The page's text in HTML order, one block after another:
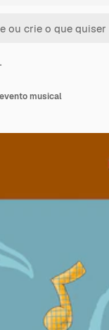
musical